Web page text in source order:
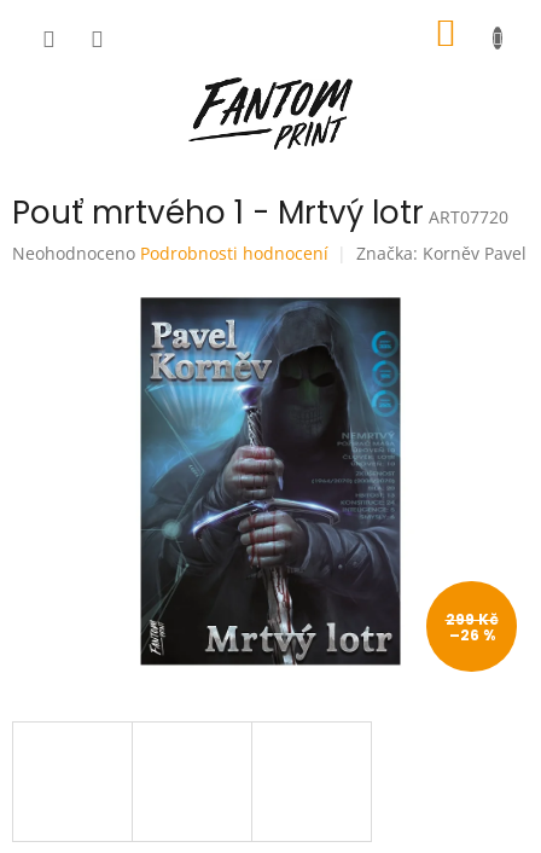
Pouť mrtvého 1 - Mrtvý lotr ART07720
Průměrné
Neohodnoceno Podrobnosti hodnocení Značka: Korněv Pavel
299 Kč
–26 %